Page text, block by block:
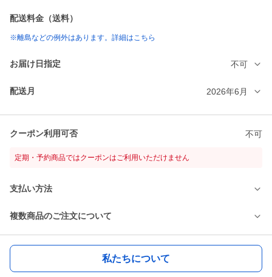
配送料金（送料）
※離島などの例外はあります。詳細はこちら
お届け日指定 不可
配送月 2026年6月
クーポン利用可否 不可
定期・予約商品ではクーポンはご利用いただけません
支払い方法
複数商品のご注文について
私たちについて